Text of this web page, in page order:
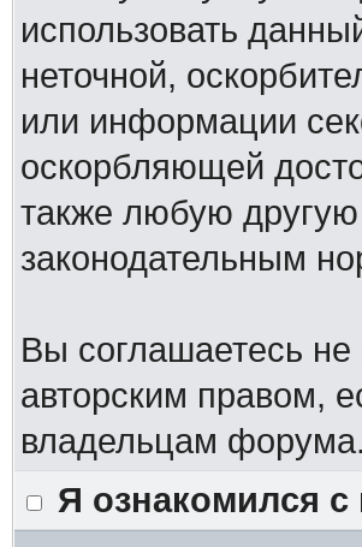
использовать
неточной,
или информации
оскорбляющей
также любую
законодательным
Вы соглашаетесь
авторским правом,
владельцам форума.
Я ознакомился